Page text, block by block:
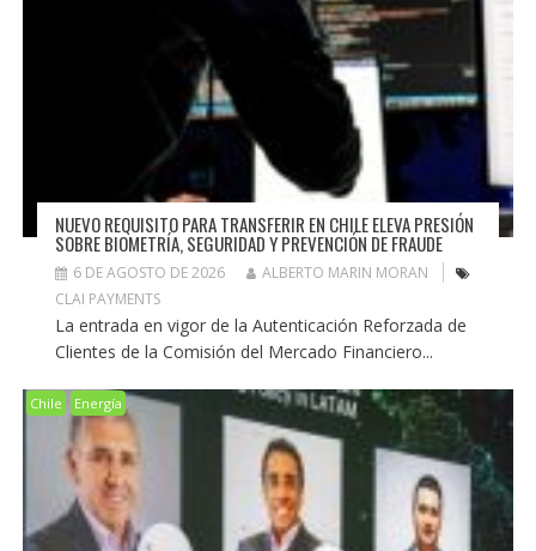
NUEVO REQUISITO PARA TRANSFERIR EN CHILE ELEVA PRESIÓN
SOBRE BIOMETRÍA, SEGURIDAD Y PREVENCIÓN DE FRAUDE
6 DE AGOSTO DE 2026
ALBERTO MARIN MORAN
CLAI PAYMENTS
La entrada en vigor de la Autenticación Reforzada de
Clientes de la Comisión del Mercado Financiero...
Chile Energía